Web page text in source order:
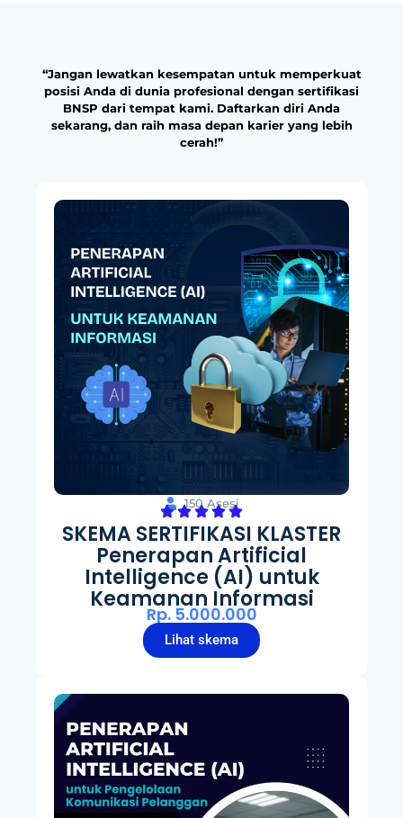
“Jangan lewatkan kesempatan untuk memperkuat
posisi Anda di dunia profesional dengan sertifikasi
BNSP dari tempat kami. Daftarkan diri Anda
sekarang, dan raih masa depan karier yang lebih
cerah!”
150 Asesi
SKEMA SERTIFIKASI KLASTER
Penerapan Artificial
Intelligence (AI) untuk
Keamanan Informasi
Rp. 5.000.000
Lihat skema